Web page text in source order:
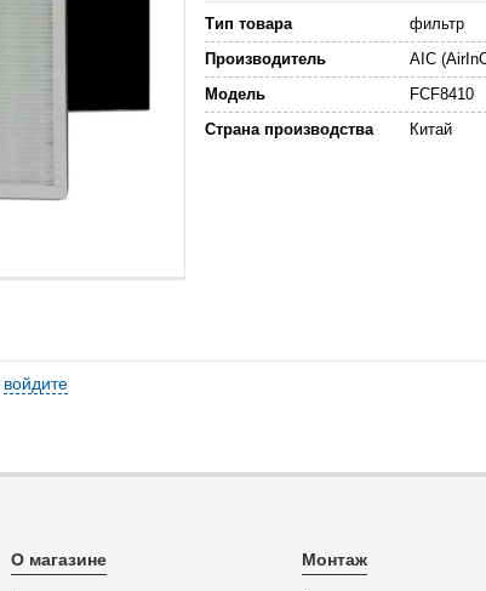
Тип товара
фильтр
Производитель
AIC
Модель
FCF8410
Страна производства
Китай
войдите
О магазине Монтаж